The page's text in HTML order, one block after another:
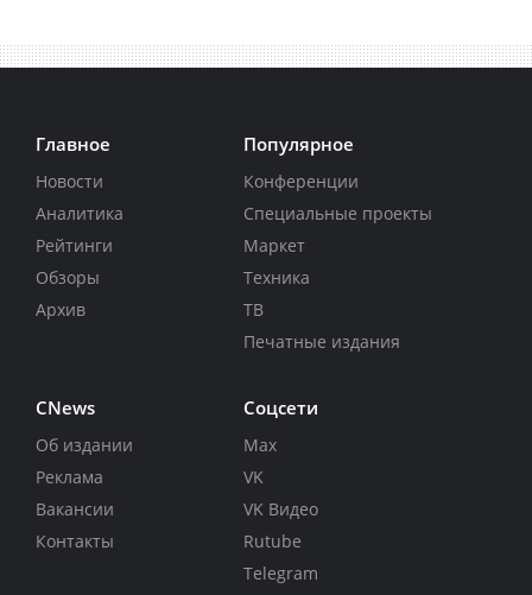
Главное
Новости
Аналитика
Рейтинги
Обзоры
Архив
Популярное
Конференции
Специальные проекты
Маркет
Техника
ТВ
Печатные издания
CNews
Об издании
Реклама
Вакансии
Контакты
Соцсети
Max
VK
VK Видео
Rutube
Telegram